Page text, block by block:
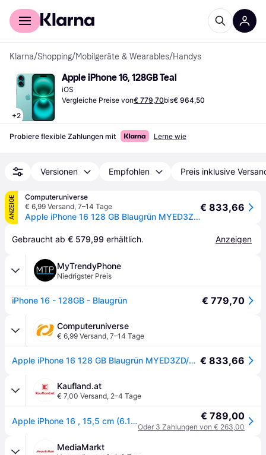
Für Shopper
Klarna/Shopping/Mobilgeräte & Wearables/Handys
+2
Apple iPhone 16, 128GB Teal
iOS
Vergleiche Preise von€ 779,70bis€ 964,50
Probiere flexible Zahlungen mit Lerne wie
Versionen Empfohlen Preis inklusive
ANZEIGE
Computeruniverse
€ 6,99 Versand, 7–14 Tage
Apple iPhone 16 128 GB Blaugrün MYED3ZD/A - Grün
€ 833,66
Gebraucht ab € 579,99 erhältlich. Anzeigen
MyTrendyPhone
Niedrigster Preis
iPhone 16 - 128GB - Blaugrün € 779,70
Computeruniverse
€ 6,99 Versand, 7–14 Tage
Apple iPhone 16 128 GB Blaugrün MYED3ZD/A - Grün € 833,66
Kaufland.at
€ 7,00 Versand, 2–4 Tage
Apple iPhone 16 , 15,5 cm (6.1"), 2556 x 1179 Pixel, 128 GB, 48 MP, iOS 18, Türkis € 789,00
Oder 3 Zahlungen von € 263,00
MediaMarkt